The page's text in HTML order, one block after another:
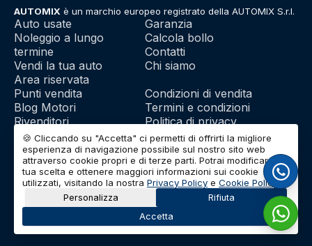
AUTOMIX è un marchio europeo registrato della AUTOMIX S.r.l.
Auto usate
Noleggio a lungo
termine
Vendi la tua auto
Area riservata
Garanzia
Calcola bollo
Contatti
Chi siamo
Punti vendita
Blog Motori
Rivenditori
Franchising
Condizioni di vendita
Termini e condizioni
Politica di privacy
Utilizzo dei cookie
© 2026 | AUTOMIX S.r.l. | Partita IVA: IT01732290703 | Capitale
Sociale: Euro 10.000 i.v.
🍪 Cliccando su "Accetta" ci permetti di offrirti la migliore
esperienza di navigazione possibile sul nostro sito web
attraverso cookie propri e di terze parti. Potrai modificare la
tua scelta e ottenere maggiori informazioni sui cookie
utilizzati, visitando la nostra Privacy Policy e Cookie Policy.
Personalizza
Rifiuta
Accetta